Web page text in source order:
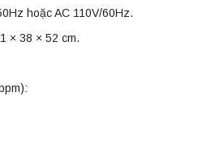
hoặc AC 110V/60Hz.
× 38 × 52 cm.